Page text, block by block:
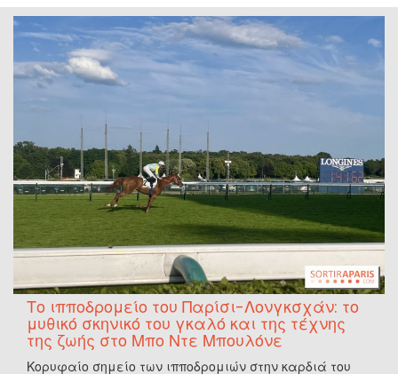
Το ιπποδρομείο του Παρίσι-Λονγκσχάν: το
μυθικό σκηνικό του γκαλό και της τέχνης
της ζωής στο Μπο Ντε Μπουλόνε
Κορυφαίο σημείο των ιπποδρομιών στην καρδιά του